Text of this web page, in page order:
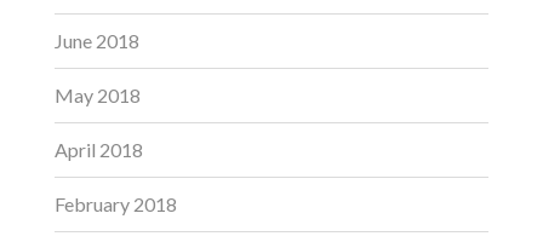
June 2018
May 2018
April 2018
February 2018